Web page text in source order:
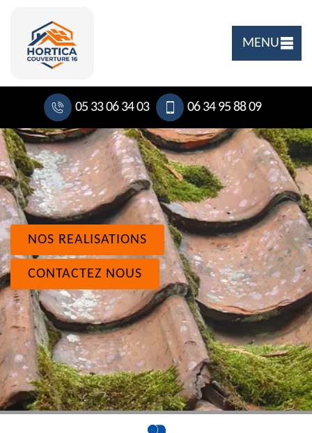
MENU
05 33 06 34 03 06 34 95 88 09
NOS REALISATIONS
CONTACTEZ NOUS